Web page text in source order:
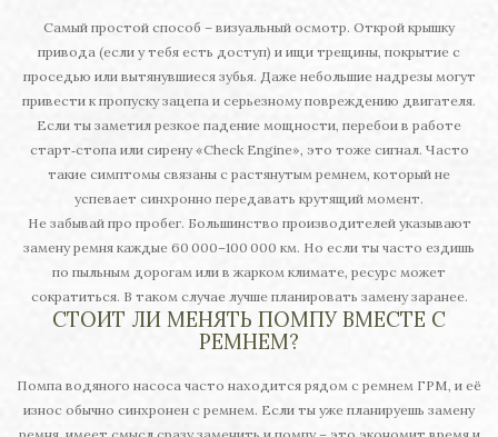
Самый простой способ – визуальный осмотр. Открой крышку
привода (если у тебя есть доступ) и ищи трещины, покрытие с
проседью или вытянувшиеся зубья. Даже небольшие надрезы могут
привести к пропуску зацепа и серьезному повреждению двигателя.
Если ты заметил резкое падение мощности, перебои в работе
старт‑стопа или сирену «Check Engine», это тоже сигнал. Часто
такие симптомы связаны с растянутым ремнем, который не
успевает синхронно передавать крутящий момент.
Не забывай про пробег. Большинство производителей указывают
замену ремня каждые 60 000–100 000 км. Но если ты часто ездишь
по пыльным дорогам или в жарком климате, ресурс может
сократиться. В таком случае лучше планировать замену заранее.
СТОИТ ЛИ МЕНЯТЬ ПОМПУ ВМЕСТЕ С
РЕМНЕМ?
Помпа водяного насоса часто находится рядом с ремнем ГРМ, и её
износ обычно синхронен с ремнем. Если ты уже планируешь замену